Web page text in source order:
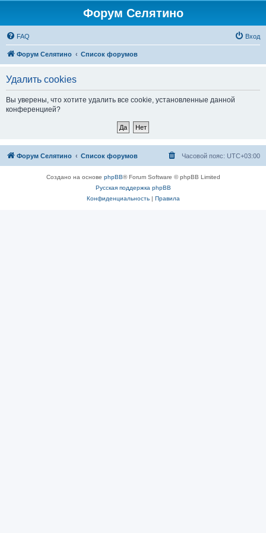
Форум Селятино
FAQ Вход
Форум Селятино Список форумов
Удалить cookies
Вы уверены, что хотите удалить все cookie, установленные данной
конференцией?
Форум Селятино Список форумов Часовой пояс: UTC+03:00
Создано на основе phpBB® Forum Software © phpBB Limited
Русская поддержка phpBB
Конфиденциальность| Правила